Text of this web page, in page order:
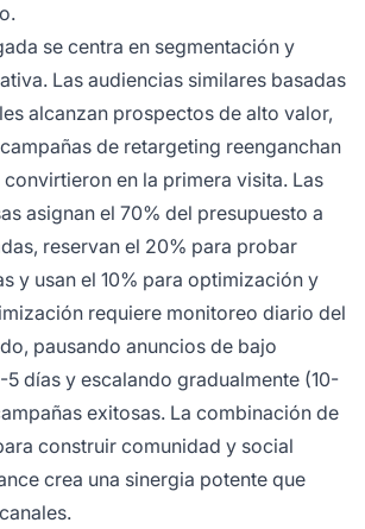
se centra en segmentación y
Las audiencias similares basadas
alcanzan prospectos de alto valor,
de retargeting reenganchan
en la primera visita. Las
asignan el 70% del presupuesto a
reservan el 20% para probar
y usan el 10% para optimización y
requiere monitoreo diario del
pausando anuncios de bajo
días y escalando gradualmente (10-
exitosas. La combinación de
construir comunidad y social
crea una sinergia potente que